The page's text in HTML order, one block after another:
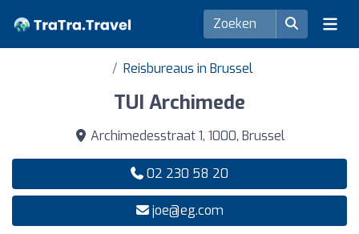
Reisbureaus in Brussel
TUI Archimede
Archimedesstraat 1, 1000, Brussel
02 230 58 20
joe@eg.com